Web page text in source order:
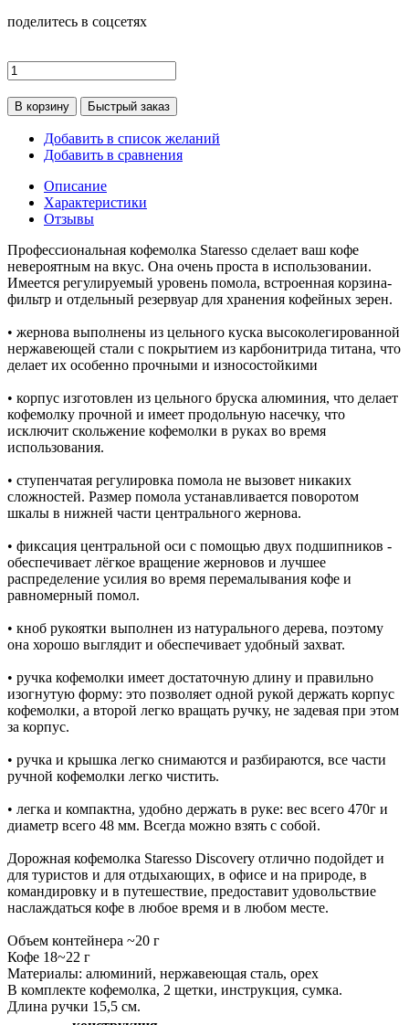
поделитесь в соцсетях
В корзину Быстрый заказ
Добавить в список желаний
Добавить в сравнения
Описание
Характеристики
Отзывы
Профессиональная кофемолка Staresso сделает ваш кофе
невероятным на вкус. Она очень проста в использовании.
Имеется регулируемый уровень помола, встроенная корзина-
фильтр и отдельный резервуар для хранения кофейных зерен.
• жернова выполнены из цельного куска высоколегированной
нержавеющей стали с покрытием из карбонитрида титана, что
делает их особенно прочными и износостойкими
• корпус изготовлен из цельного бруска алюминия, что делает
кофемолку прочной и имеет продольную насечку, что
исключит скольжение кофемолки в руках во время
использования.
• ступенчатая регулировка помола не вызовет никаких
сложностей. Размер помола устанавливается поворотом
шкалы в нижней части центрального жернова.
• фиксация центральной оси с помощью двух подшипников -
обеспечивает лёгкое вращение жерновов и лучшее
распределение усилия во время перемалывания кофе и
равномерный помол.
• кноб рукоятки выполнен из натурального дерева, поэтому
она хорошо выглядит и обеспечивает удобный захват.
• ручка кофемолки имеет достаточную длину и правильно
изогнутую форму: это позволяет одной рукой держать корпус
кофемолки, а второй легко вращать ручку, не задевая при этом
за корпус.
• ручка и крышка легко снимаются и разбираются, все части
ручной кофемолки легко чистить.
• легка и компактна, удобно держать в руке: вес всего 470г и
диаметр всего 48 мм. Всегда можно взять с собой.
Дорожная кофемолка Staresso Discovery отлично подойдет и
для туристов и для отдыхающих, в офисе и на природе, в
командировку и в путешествие, предоставит удовольствие
наслаждаться кофе в любое время и в любом месте.
Объем контейнера ~20 г
Кофе 18~22 г
Материалы: алюминий, нержавеющая сталь, орех
В комплекте кофемолка, 2 щетки, инструкция, сумка.
Длина ручки 15,5 см.